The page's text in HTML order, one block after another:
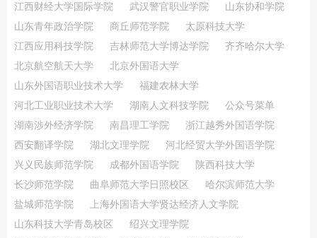
江西财经大学国际学院
武汉警官职业学院
山东协和学院
山东青年政治学院
商丘师范学院
太原科技大学
江西应用科技学院
吉林师范大学博达学院
齐齐哈尔大学
北京航空航天大学
北京外国语大学
山东外国语职业技术大学
福建农林大学
河北工业职业技术大学
湖南人文科技学院
公众号菜单
湖南涉外经济学院
南昌理工学院
浙江越秀外国语学院
西安翻译学院
湖北文理学院
河北经贸大学外国语学院
兴义民族师范学院
成都外国语学院
陕西科技大学
长沙师范学院
曲阜师范大学日照校区
哈尔滨师范大学
盐城师范学院
上海外国语大学贤达经济人文学院
山东科技大学青岛校区
绍兴文理学院